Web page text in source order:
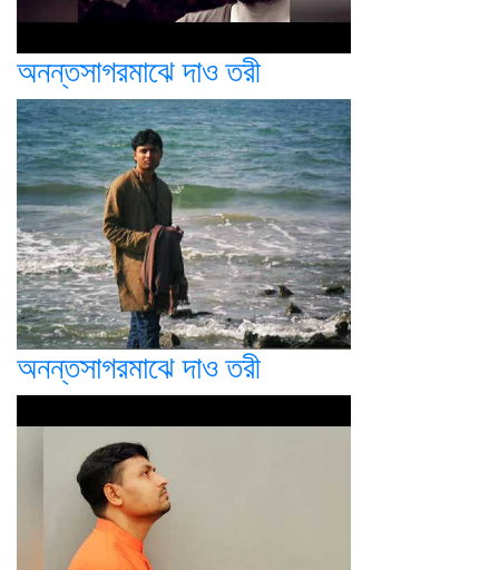
অনন্তসাগরমাঝে দাও তরী
অনন্তসাগরমাঝে দাও তরী